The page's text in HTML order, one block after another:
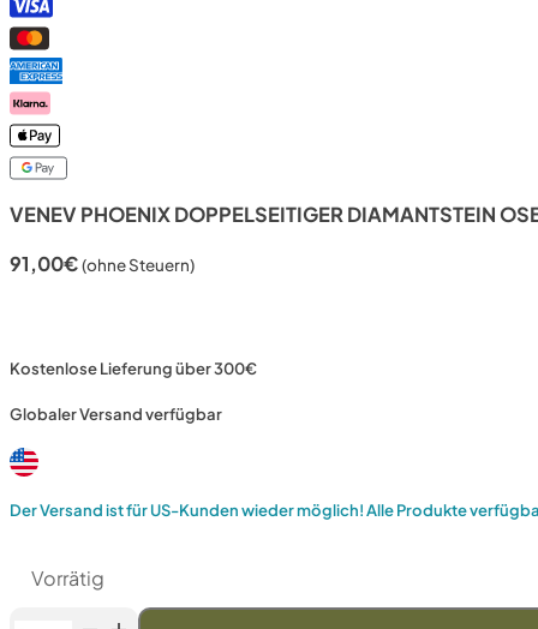
VENEV PHOENIX DOPPELSEITIGER DIAMANTSTEIN
91,00€(ohne Steuern)
Kostenlose Lieferung über 300€
Globaler Versand verfügbar
Der Versand ist für US-Kunden wieder möglich! Alle Produkte
Vorrätig